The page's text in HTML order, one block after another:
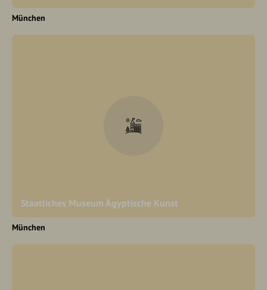
München
Staatliches Museum Ägyptische Kunst
München